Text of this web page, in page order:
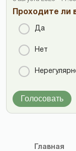
Проходите
Да
Нет
Голосовать
Главная